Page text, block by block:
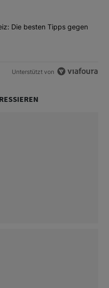
in der Schweiz: Die
Die besten Tipps gegen
Unterstützt von